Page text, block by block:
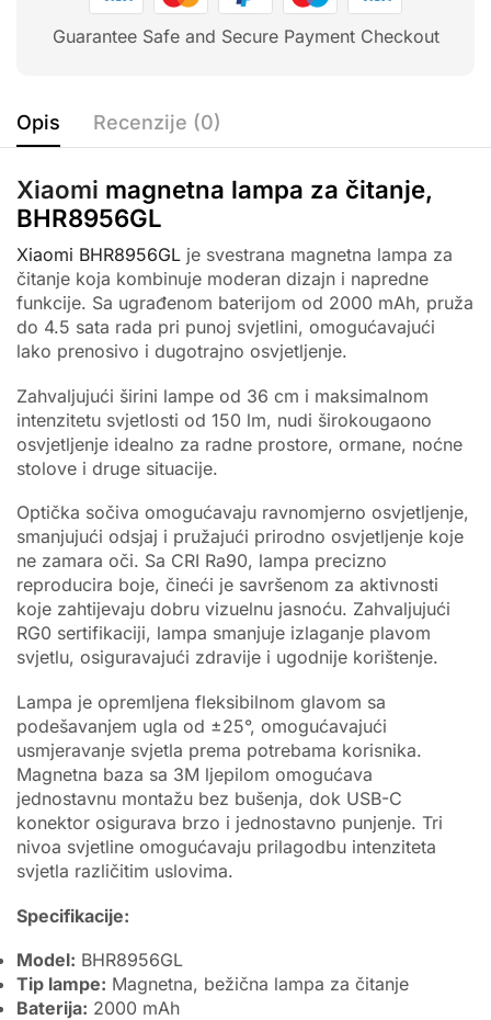
Guarantee Safe and Secure Payment Checkout
Opis Recenzije (0)
Xiaomi magnetna lampa za čitanje,
BHR8956GL
Xiaomi BHR8956GL je svestrana magnetna lampa za
čitanje koja kombinuje moderan dizajn i napredne
funkcije. Sa ugrađenom baterijom od 2000 mAh, pruža
do 4.5 sata rada pri punoj svjetlini, omogućavajući
lako prenosivo i dugotrajno osvjetljenje.
Zahvaljujući širini lampe od 36 cm i maksimalnom
intenzitetu svjetlosti od 150 lm, nudi širokougaono
osvjetljenje idealno za radne prostore, ormane, noćne
stolove i druge situacije.
Optička sočiva omogućavaju ravnomjerno osvjetljenje,
smanjujući odsjaj i pružajući prirodno osvjetljenje koje
ne zamara oči. Sa CRI Ra90, lampa precizno
reproducira boje, čineći je savršenom za aktivnosti
koje zahtijevaju dobru vizuelnu jasnoću. Zahvaljujući
RG0 sertifikaciji, lampa smanjuje izlaganje plavom
svjetlu, osiguravajući zdravije i ugodnije korištenje.
Lampa je opremljena fleksibilnom glavom sa
podešavanjem ugla od ±25°, omogućavajući
usmjeravanje svjetla prema potrebama korisnika.
Magnetna baza sa 3M ljepilom omogućava
jednostavnu montažu bez bušenja, dok USB-C
konektor osigurava brzo i jednostavno punjenje. Tri
nivoa svjetline omogućavaju prilagodbu intenziteta
svjetla različitim uslovima.
Specifikacije:
Model: BHR8956GL
Tip lampe: Magnetna, bežična lampa za čitanje
Baterija: 2000 mAh